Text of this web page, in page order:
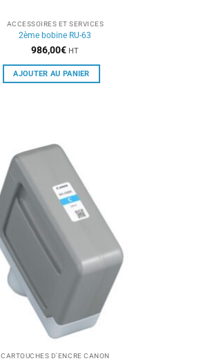
ACCESSOIRES ET SERVICES
2ème bobine RU-63
986,00€ HT
AJOUTER AU PANIER
CARTOUCHES D'ENCRE CANON